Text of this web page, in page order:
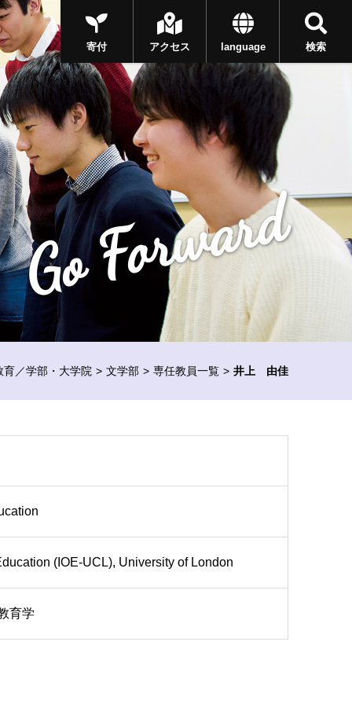
検索
language
アクセス
寄付
Go Forward
育／学部・大学院 文学部 専任教員一覧 井上 由佳
(IOE-UCL), University of London
育学